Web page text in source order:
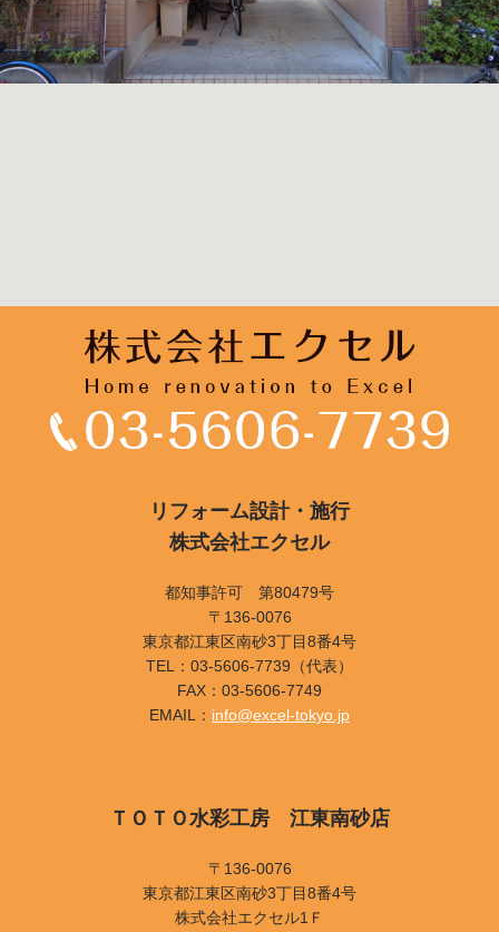
リフォーム設計・施行
株式会社エクセル
都知事許可 第80479号
〒136-0076
東京都江東区南砂3丁目8番4号
TEL：03-5606-7739（代表）
FAX：03-5606-7749
EMAIL： info@excel-tokyo.jp
ＴＯＴＯ水彩工房 江東南砂店
〒136-0076
東京都江東区南砂3丁目8番4号
株式会社エクセル1Ｆ